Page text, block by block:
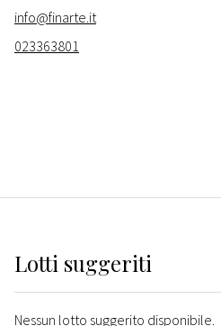
info@finarte.it
023363801
Lotti suggeriti
Nessun lotto suggerito disponibile.